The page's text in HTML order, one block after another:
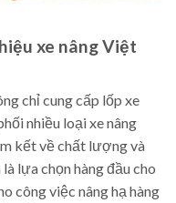
xe nâng Việt
chỉ cung cấp lốp xe
nhiều loại xe nâng
kết về chất lượng và
lựa chọn hàng đầu cho
công việc nâng hạ hàng